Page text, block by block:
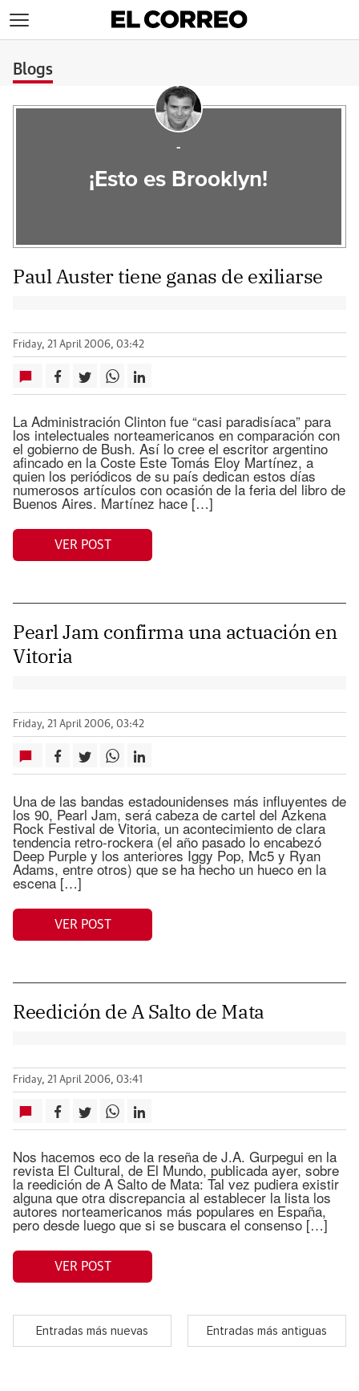
Blogs
-
¡Esto es Brooklyn!
Paul Auster tiene ganas de exiliarse
Friday, 21 April 2006, 03:42
La Administración Clinton fue “casi paradisíaca” para
los intelectuales norteamericanos en comparación con
el gobierno de Bush. Así lo cree el escritor argentino
afincado en la Coste Este Tomás Eloy Martínez, a
quien los periódicos de su país dedican estos días
numerosos artículos con ocasión de la feria del libro de
Buenos Aires. Martínez hace […]
VER POST
Pearl Jam confirma una actuación en
Vitoria
Friday, 21 April 2006, 03:42
Una de las bandas estadounidenses más influyentes de
los 90, Pearl Jam, será cabeza de cartel del Azkena
Rock Festival de Vitoria, un acontecimiento de clara
tendencia retro-rockera (el año pasado lo encabezó
Deep Purple y los anteriores Iggy Pop, Mc5 y Ryan
Adams, entre otros) que se ha hecho un hueco en la
escena […]
VER POST
Reedición de A Salto de Mata
Friday, 21 April 2006, 03:41
Nos hacemos eco de la reseña de J.A. Gurpegui en la
revista El Cultural, de El Mundo, publicada ayer, sobre
la reedición de A Salto de Mata: Tal vez pudiera existir
alguna que otra discrepancia al establecer la lista los
autores norteamericanos más populares en España,
pero desde luego que si se buscara el consenso […]
VER POST
Entradas más nuevas Entradas más antiguas